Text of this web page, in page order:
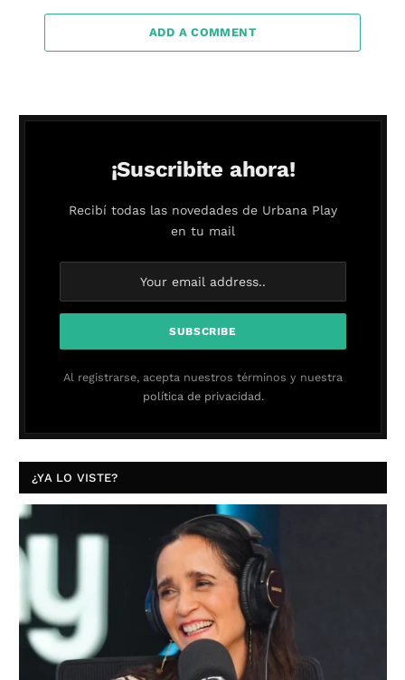
ADD A COMMENT
¡Suscribite ahora!
Recibí todas las novedades de Urbana Play
en tu mail
Al registrarse, acepta nuestros términos y nuestra
política de privacidad.
¿YA LO VISTE?